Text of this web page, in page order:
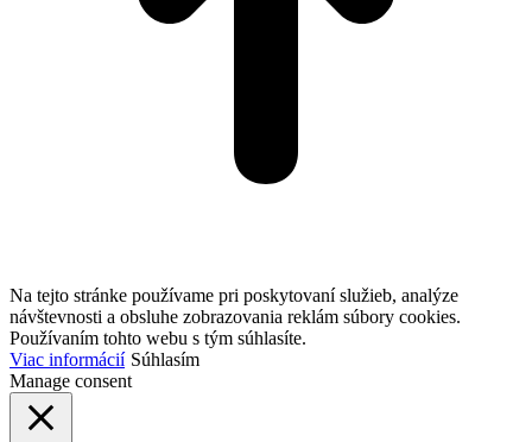
Na tejto stránke používame pri poskytovaní služieb, analýze
návštevnosti a obsluhe zobrazovania reklám súbory cookies.
Používaním tohto webu s tým súhlasíte.
Viac informácií Súhlasím
Manage consent